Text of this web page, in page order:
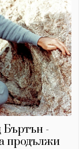
Бъртън -
продължи